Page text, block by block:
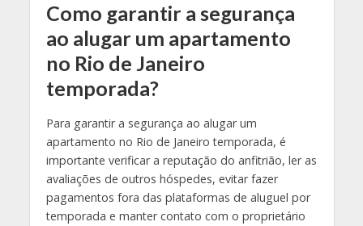
Como garantir a segurança
ao alugar um apartamento
no Rio de Janeiro
temporada?
Para garantir a segurança ao alugar um
apartamento no Rio de Janeiro temporada, é
importante verificar a reputação do anfitrião, ler as
avaliações de outros hóspedes, evitar fazer
pagamentos fora das plataformas de aluguel por
temporada e manter contato com o proprietário